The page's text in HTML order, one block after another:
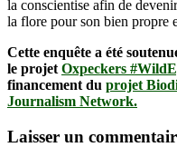
la conscientise afin de
la flore pour son bien propre
Cette enquête a été
le projet Oxpeckers
financement du projet
Journalism Network.
Laisser un